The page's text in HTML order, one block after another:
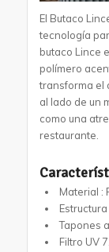
El Butaco
tecnología
butaco Lince
polímero
transforma el
al lado de un
como una
restaurante.
Material :
Tapones
Filtro UV 7.